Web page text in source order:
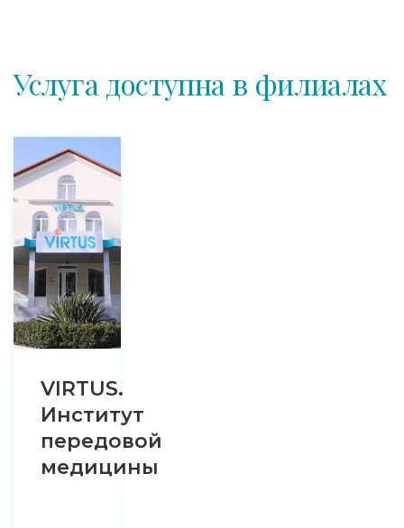
Услуга доступна в филиалах
VIRTUS.
Институт
передовой
медицины